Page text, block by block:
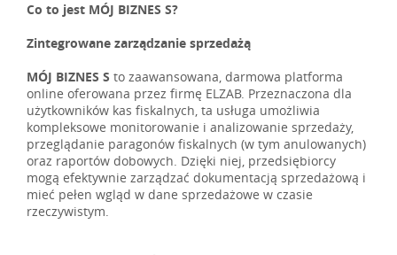
Co to jest MÓJ BIZNES S?
Zintegrowane zarządzanie sprzedażą
MÓJ BIZNES S to zaawansowana, darmowa platforma
online oferowana przez firmę ELZAB. Przeznaczona dla
użytkowników kas fiskalnych, ta usługa umożliwia
kompleksowe monitorowanie i analizowanie sprzedaży,
przeglądanie paragonów fiskalnych (w tym anulowanych)
oraz raportów dobowych. Dzięki niej, przedsiębiorcy
mogą efektywnie zarządzać dokumentacją sprzedażową i
mieć pełen wgląd w dane sprzedażowe w czasie
rzeczywistym.